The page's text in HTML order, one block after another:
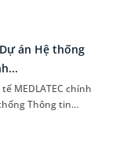
án Hệ thống
MEDLATEC chính
Thông tin
Information
đánh dấu bước